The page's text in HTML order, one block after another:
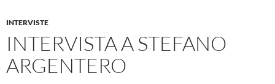
INTERVISTE
INTERVISTA A STEFANO
ARGENTERO